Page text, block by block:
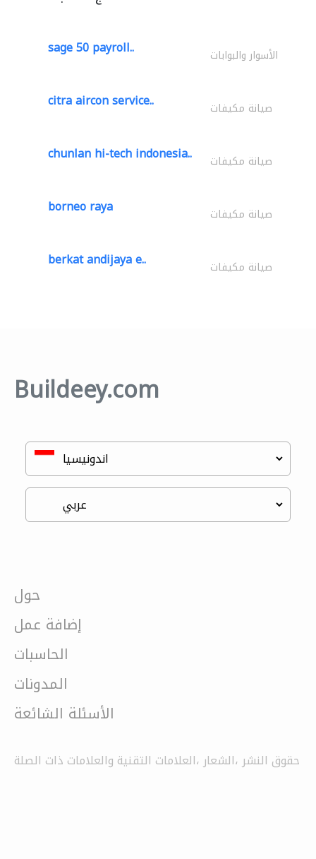
sage 50 payroll.. الأسوار والبوابات
citra aircon service.. صيانة مكيفات
chunlan hi-tech indonesia.. صيانة مكيفات
borneo raya صيانة مكيفات
berkat andijaya e.. صيانة مكيفات
Buildeey.com
حول
إضافة عمل
الحاسبات
المدونات
الأسئلة الشائعة
حقوق النشر ،الشعار ،العلامات التقنية والعلامات ذات الصلة